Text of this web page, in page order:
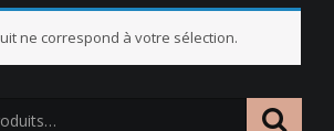
ne correspond à votre sélection.